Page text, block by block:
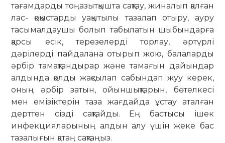
тағамдарды тоңа­зытқышта сақтау, жиналып қалған
лас- қоқыстарды уақытылы тазалап отыру, ауру
тасымалдаушы болып табылатын шыбындарға
қарсы есік, терезелерді торлау, әртүрлі
дәрілерді пайдалана отырып жою, балаларды
әрбір тамақтандырар және тамағын дайындар
алдында қолды жақсылап сабындап жуу керек,
оның әрбір затын, ойыншықтарын, бөтелкесі
мен емізіктерін таза жағдайда ұстау атал­ған
дерттен сізді сақтайды. Ең бас­тысы ішек
инфекцияларының алдын алу үшін жеке бас
тазалығын қатаң сақтаңыз.